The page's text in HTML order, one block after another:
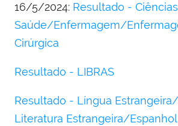
16/5/2024: Resultado -
Saúde/Enfermagem/
Cirúrgica
Resultado - LIBRAS
Resultado - Língua
Literatura Estrangeira/